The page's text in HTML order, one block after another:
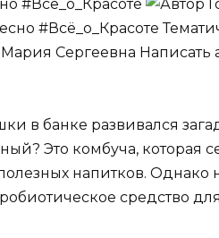
#Всё_о_Красоте
#Всё_о_Красоте
Мария Сергеевна Написать
в банке развивался
Это комбуча, которая
напитков. Однако
средство